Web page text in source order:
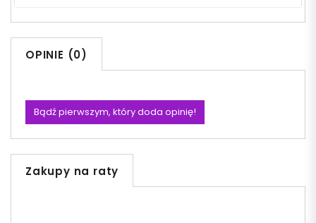
OPINIE (0)
Bądź pierwszym, który doda opinię!
Zakupy na raty